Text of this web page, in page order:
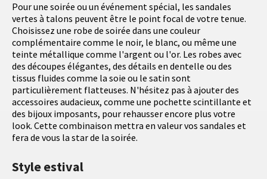
Pour une soirée ou un événement spécial, les sandales
vertes à talons peuvent être le point focal de votre tenue.
Choisissez une robe de soirée dans une couleur
complémentaire comme le noir, le blanc, ou même une
teinte métallique comme l'argent ou l'or. Les robes avec
des découpes élégantes, des détails en dentelle ou des
tissus fluides comme la soie ou le satin sont
particulièrement flatteuses. N'hésitez pas à ajouter des
accessoires audacieux, comme une pochette scintillante et
des bijoux imposants, pour rehausser encore plus votre
look. Cette combinaison mettra en valeur vos sandales et
fera de vous la star de la soirée.
Style estival